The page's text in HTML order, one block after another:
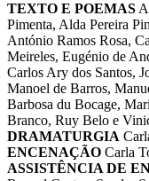
TEXTO E POEMAS
Pimenta, Alda Pereira
António Ramos Rosa,
Meireles, Eugénio de
Carlos Ary dos Santos,
Manoel de Barros,
Barbosa du Bocage,
Branco, Ruy Belo e
DRAMATURGIA
ENCENAÇÃO Carla
ASSISTÊNCIA DE